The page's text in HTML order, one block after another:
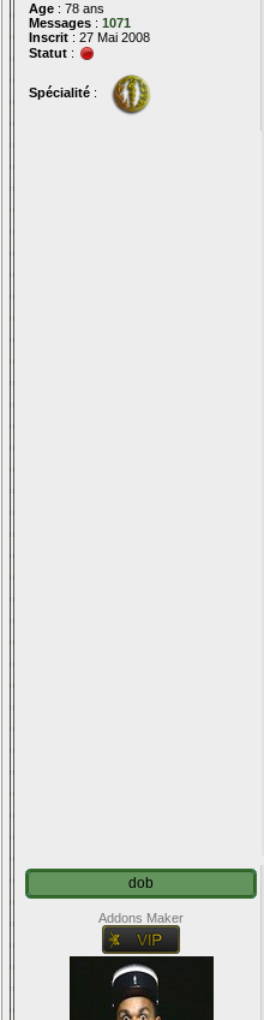
Age : 78 ans
Messages : 1071
Inscrit : 27 Mai 2008
Statut :
Spécialité :
dob
Addons Maker